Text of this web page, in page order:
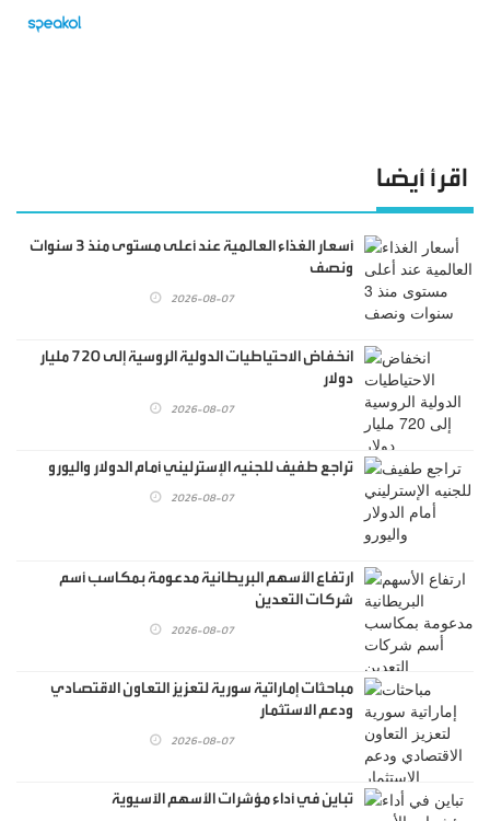
اقرأ أيضا
أسعار الغذاء العالمية عند أعلى مستوى منذ 3 سنوات
ونصف
2026-08-07
انخفاض الاحتياطيات الدولية الروسية إلى 720 مليار
دولار
2026-08-07
تراجع طفيف للجنيه الإسترليني أمام الدولار واليورو
2026-08-07
ارتفاع الأسهم البريطانية مدعومة بمكاسب أسم
شركات التعدين
2026-08-07
مباحثات إماراتية سورية لتعزيز التعاون الاقتصادي
ودعم الاستثمار
2026-08-07
تباين في أداء مؤشرات الأسهم الآسيوية